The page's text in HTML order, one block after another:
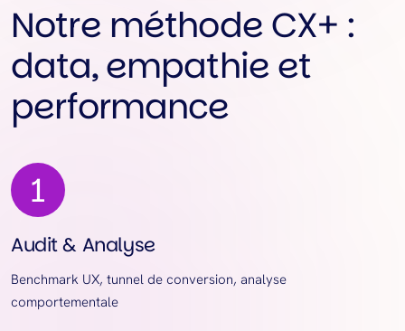
Notre méthode CX+ :
data, empathie et
performance
Audit & Analyse
Benchmark UX, tunnel de conversion, analyse
comportementale